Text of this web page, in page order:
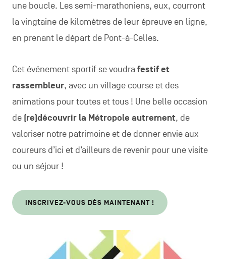
une boucle. Les semi-marathoniens, eux, courront
la vingtaine de kilomètres de leur épreuve en ligne,
en prenant le départ de Pont-à-Celles.
Cet événement sportif se voudrafestif et
rassembleur, avec un village course et des
animations pour toutes et tous ! Une belle occasion
de (re)découvrir la Métropole autrement, de
valoriser notre patrimoine et de donner envie aux
coureurs d’ici et d’ailleurs de revenir pour une visite
ou un séjour !
INSCRIVEZ-VOUS DÈS MAINTENANT !